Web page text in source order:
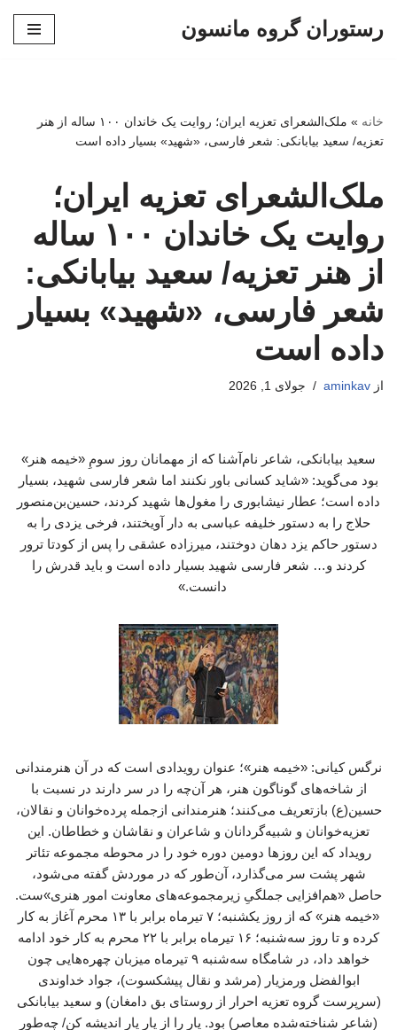
رستوران گروه مانسون
خانه »
ملک‌الشعرای تعزیه ایران؛ روایت یک خاندان ۱۰۰ ساله از هنر
تعزیه/ سعید بیابانکی: شعر فارسی، «شهید» بسیار داده است
ملک‌الشعرای تعزیه ایران؛
روایت یک خاندان ۱۰۰ ساله
از هنر تعزیه/ سعید بیابانکی:
شعر فارسی، «شهید» بسیار
داده است
از aminkav جولای 1, 2026
سعید بیابانکی، شاعر نام‌آشنا که از مهمانان روز سومِ «خیمه هنر»
بود می‌گوید: «شاید کسانی باور نکنند اما شعر فارسی شهید، بسیار
داده است؛ عطار نیشابوری را مغول‌ها شهید کردند، حسین‌بن‌منصور
حلاج را به دستور خلیفه عباسی به دار آویختند، فرخی یزدی را به
دستور حاکم یزد دهان دوختند، میرزاده عشقی را پس از کودتا ترور
کردند و… شعر فارسی شهید بسیار داده است و باید قدرش را
دانست.»
نرگس کیانی: «خیمه هنر»؛ عنوان رویدادی است که در آن هنرمندانی
از شاخه‌های گوناگون هنر، هر آن‌چه را در سر دارند در نسبت با
حسین(ع) بازتعریف می‌کنند؛ هنرمندانی ازجمله پرده‌خوانان و نقالان،
تعزیه‌خوانان و شبیه‌گردانان و شاعران و نقاشان و خطاطان. این
رویداد که این روزها دومین دوره خود را در محوطه مجموعه تئاتر
شهر پشت سر می‌گذارد، آن‌طور که در موردش گفته می‌شود،
حاصل «هم‌افزایی جملگیِ زیرمجموعه‌های معاونت امور هنری»ست.
«خیمه هنر» که از روز یکشنبه؛ ۷ تیرماه برابر با ۱۳ محرم آغاز به کار
کرده و تا روز سه‌شنبه؛ ۱۶ تیرماه برابر با ۲۲ محرم به کار خود ادامه
خواهد داد، در شامگاه سه‌شنبه ۹ تیرماه میزبان چهره‌هایی چون
ابوالفضل ورمزیار (مرشد و نقال پیشکسوت)، جواد خداوندی
(سرپرست گروه تعزیه احرار از روستای بق دامغان) و سعید بیابانکی
(شاعر شناخته‌شده معاصر) بود. یار را از یارِ یار اندیشه کن/ چه‌طور